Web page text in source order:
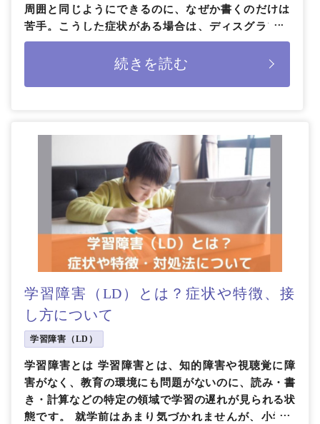
周囲と同じようにできるのに、なぜか書くのだけは
苦手。こうした症状がある場合は、ディスグラフィ
ア（書字表出障害）かもしれません。今 […]
続きを読む
学習障害（LD）とは？症状や特徴、接
し方について
学習障害（LD）
学習障害とは 学習障害とは、知的障害や視聴覚に障
害がなく、教育の環境にも問題がないのに、読み・書
き・計算などの特定の領域で学習の遅れが見られる状
態です。 就学前はあまり気づかれませんが、小学生